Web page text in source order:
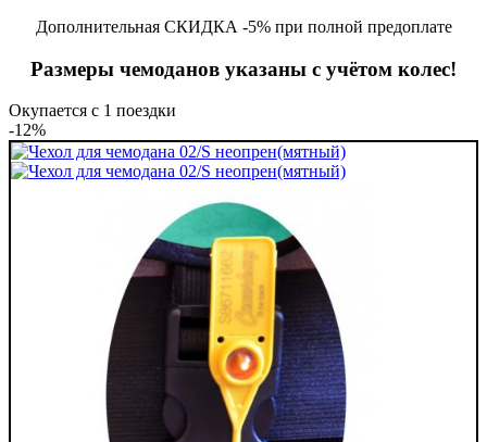
Дополнительная СКИДКА -5% при полной предоплате
Размеры чемоданов указаны с учётом колес!
Окупается с 1 поездки
-12%